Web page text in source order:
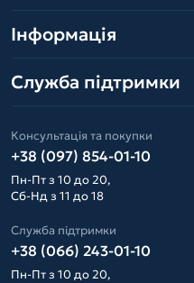
Інформація
Служба підтримки
Консультація та покупки
+38 (097) 854-01-10
Пн-Пт з 10 до 20,
Сб-Нд з 11 до 18
Служба підтримки
+38 (066) 243-01-10
Пн-Пт з 10 до 20,